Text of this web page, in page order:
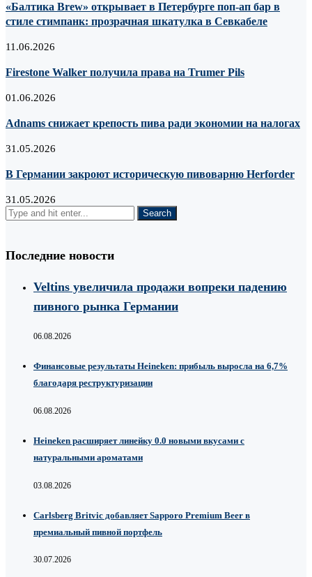
«Балтика Brew» открывает в Петербурге поп-ап бар в
стиле стимпанк: прозрачная шкатулка в Севкабеле
11.06.2026
Firestone Walker получила права на Trumer Pils
01.06.2026
Adnams снижает крепость пива ради экономии на налогах
31.05.2026
В Германии закроют историческую пивоварню Herforder
31.05.2026
Последние новости
Veltins увеличила продажи вопреки падению
пивного рынка Германии
06.08.2026
Финансовые результаты Heineken: прибыль выросла на 6,7%
благодаря реструктуризации
06.08.2026
Heineken расширяет линейку 0.0 новыми вкусами с
натуральными ароматами
03.08.2026
Carlsberg Britvic добавляет Sapporo Premium Beer в
премиальный пивной портфель
30.07.2026